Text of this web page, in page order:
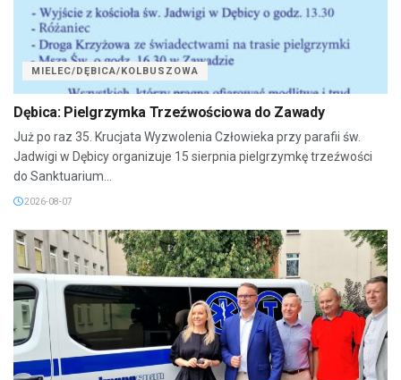
MIELEC/DĘBICA/KOLBUSZOWA
Dębica: Pielgrzymka Trzeźwościowa do Zawady
Już po raz 35. Krucjata Wyzwolenia Człowieka przy parafii św.
Jadwigi w Dębicy organizuje 15 sierpnia pielgrzymkę trzeźwości
do Sanktuarium...
2026-08-07